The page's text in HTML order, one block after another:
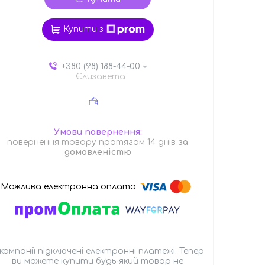
Купити з
+380 (98) 188-44-00
Єлизавета
повернення товару протягом 14 днів за
домовленістю
підключені електронні платежі. Тепер
ви можете купити будь-який товар не